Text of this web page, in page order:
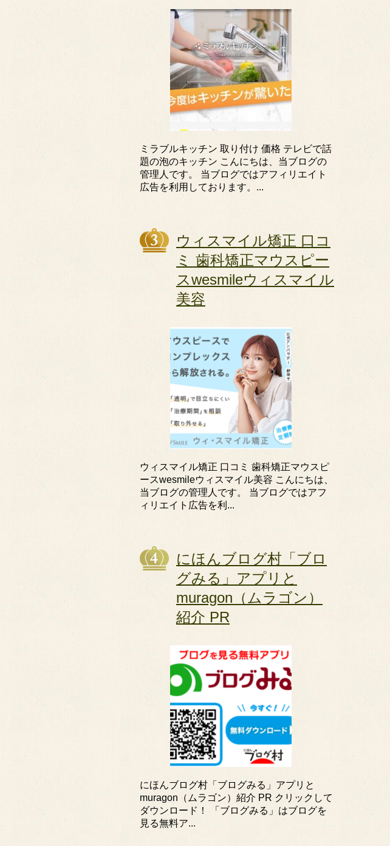
ミラブルキッチン 取り付け 価格 テレビで話
題の泡のキッチン こんにちは、当ブログの
管理人です。 当ブログではアフィリエイト
広告を利用しております。...
ウィスマイル矯正 口コ
ミ 歯科矯正マウスピー
スwesmileウィスマイル
美容
ウィスマイル矯正 口コミ 歯科矯正マウスピ
ースwesmileウィスマイル美容 こんにちは、
当ブログの管理人です。 当ブログではアフ
ィリエイト広告を利...
にほんブログ村「ブロ
グみる」アプリと
muragon（ムラゴン）
紹介 PR
にほんブログ村「ブログみる」アプリと
muragon（ムラゴン）紹介 PR クリックして
ダウンロード！ 「ブログみる」はブログを
見る無料ア...